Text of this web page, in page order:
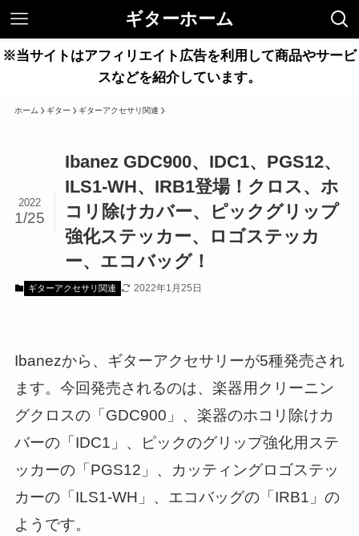
ギターホーム
※当サイトはアフィリエイト広告を利用して商品やサービ
スなどを紹介しています。
ホーム ギター ギターアクセサリ関連
Ibanez GDC900、IDC1、PGS12、
ILS1-WH、IRB1登場！クロス、ホ
コリ除けカバー、ピックグリップ
強化ステッカー、ロゴステッカ
ー、エコバッグ！
2022
1/25
ギターアクセサリ関連 2022年1月25日
Ibanezから、ギターアクセサリーが5種発売され
ます。今回発売されるのは、楽器用クリーニン
グクロスの「GDC900」、楽器のホコリ除けカ
バーの「IDC1」、ピックのグリップ強化用ステ
ッカーの「PGS12」、カッティングロゴステッ
カーの「ILS1-WH」、エコバッグの「IRB1」の
ようです。